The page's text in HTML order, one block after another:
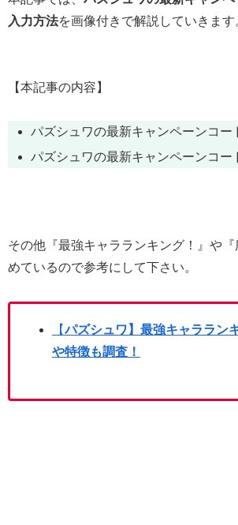
入力方法を画像付きで解説していきます
【本記事の内容】
パズシュワの最新キャンペーンコー
パズシュワの最新キャンペーンコー
その他『最強キャラランキング！』や『
めているので参考にして下さい。
【パズシュワ】最強キャララン
や特徴も調査！